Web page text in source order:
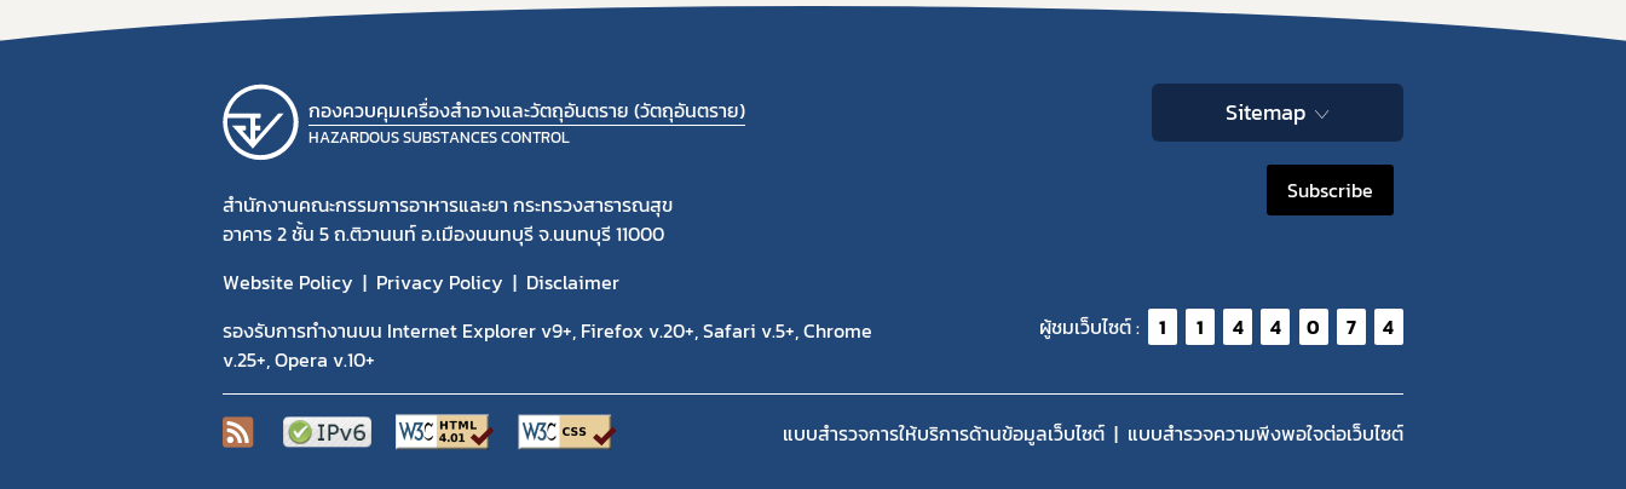
กองควบคุมเครื่องสำอางและวัตถุอันตราย (วัตถุอันตราย)
HAZARDOUS SUBSTANCES CONTROL
สำนักงานคณะกรรมการอาหารและยา กระทรวงสาธารณสุข
อาคาร 2 ชั้น 5 ถ.ติวานนท์ อ.เมืองนนทบุรี จ.นนทบุรี 11000
Website Policy
Privacy Policy
Disclaimer
รองรับการทำงานบน Internet Explorer v9+, Firefox v.20+, Safari v.5+, Chrome
v.25+, Opera v.10+
Sitemap
Subscribe
ผู้ชมเว็บไซต์ : 1 1 4 4 0 7 4
แบบสำรวจการให้บริการด้านข้อมูลเว็บไซต์ แบบสำรวจความพีงพอใจต่อเว็บไซต์